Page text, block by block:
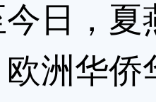
日，
洲华